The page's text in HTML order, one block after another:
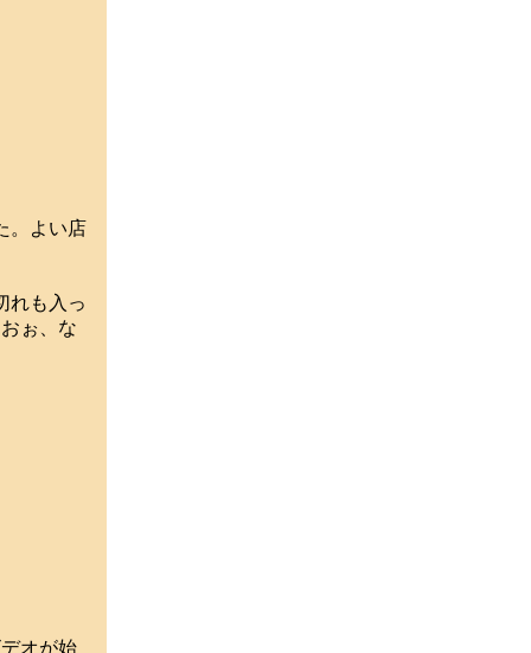
。よい店
れも入っ
ぉ、な
オが始